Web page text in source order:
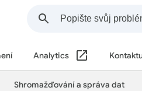
Analytics
Shromažďování a správa dat